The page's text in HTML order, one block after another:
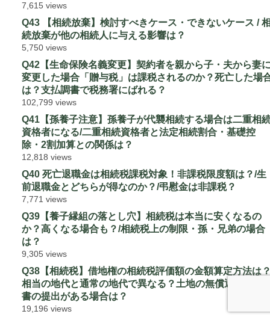
7,615 views
Q43 【相続放棄】検討すべきケース・できないケース /
続放棄が他の相続人に与える影響は？
5,750 views
Q42【生命保険名義変更】契約者を親から子・夫から妻
変更した場合「贈与税」は課税されるのか？死亡した場
は？支払調書で税務署にばれる？
102,799 views
Q41【孫養子注意】孫養子が代襲相続する場合は二重相
資格者になる/二重相続資格者と法定相続割合・基礎控
除・2割加算との関係は？
12,818 views
Q40 死亡退職金は相続税課税対象！非課税限度額は？/生
前退職金とどちらが得なのか？/弔慰金は非課税？
7,771 views
Q39【養子縁組の落とし穴】相続税は本当に安くなるの
か？高くなる場合も？/相続税上の制限・孫・兄弟の場合
は？
9,305 views
Q38【相続税】借地権の相続税評価額の金額算定方法は
相当の地代と通常の地代で異なる？土地の無償返還の届
書の提出がある場合は？
19,196 views